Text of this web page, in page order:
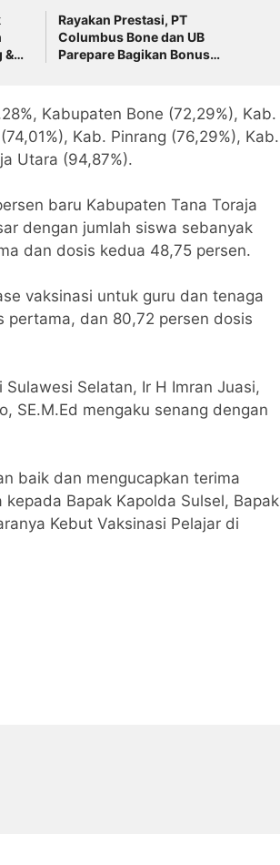
&
Rayakan Prestasi, PT
Columbus Bone dan UB
Parepare Bagikan Bonus
Kabupaten Bone (72,29%), Kab.
Kab. Pinrang (76,29%), Kab.
Utara (94,87%).
baru Kabupaten Tana Toraja
dengan jumlah siswa sebanyak
dan dosis kedua 48,75 persen.
vaksinasi untuk guru dan tenaga
pertama, dan 80,72 persen dosis
Selatan, Ir H Imran Juasi,
SE.M.Ed mengaku senang dengan
baik dan mengucapkan terima
Bapak Kapolda Sulsel, Bapak
Kebut Vaksinasi Pelajar di